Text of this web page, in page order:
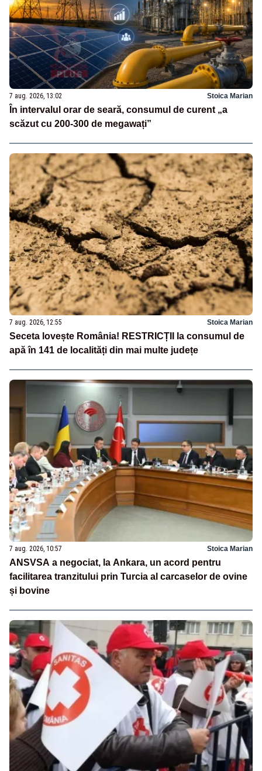
7 aug. 2026, 13:02 Stoica Marian
În intervalul orar de seară, consumul de curent „a
scăzut cu 200-300 de megawați”
7 aug. 2026, 12:55 Stoica Marian
Seceta lovește România! RESTRICȚII la consumul de
apă în 141 de localități din mai multe județe
7 aug. 2026, 10:57 Stoica Marian
ANSVSA a negociat, la Ankara, un acord pentru
facilitarea tranzitului prin Turcia al carcaselor de ovine
și bovine